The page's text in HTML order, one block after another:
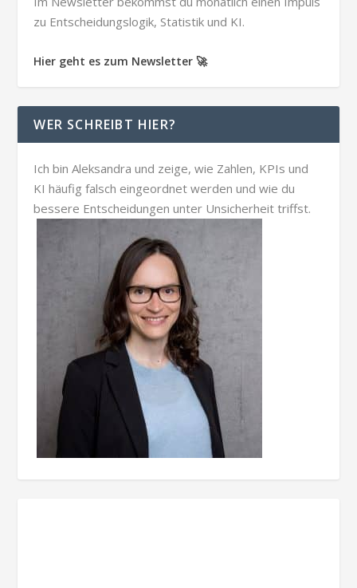
zu Entscheidungslogik, Statistik und KI.
Hier geht es zum Newsletter 🚀
WER SCHREIBT HIER?
Ich bin Aleksandra und zeige, wie Zahlen, KPIs und
KI häufig falsch eingeordnet werden und wie du
bessere Entscheidungen unter Unsicherheit triffst.